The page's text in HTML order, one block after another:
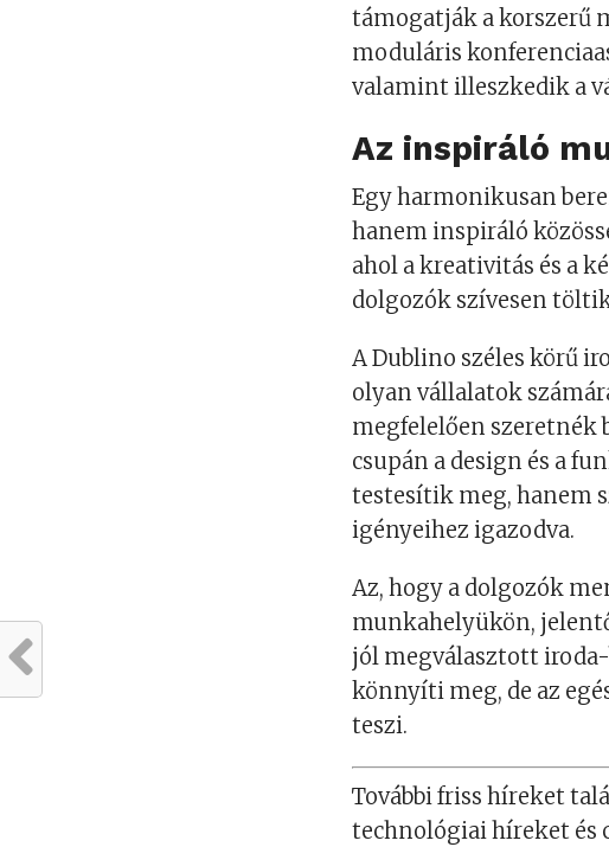
támogatják a korszerű
moduláris
valamint illeszkedik a
Az inspiráló
Egy harmonikusan
hanem inspiráló
ahol a kreativitás és a
dolgozók szívesen
A Dublino széles körű
olyan vállalatok
megfelelően szeretnék
csupán a design és a
testesítik meg, hanem
igényeihez igazodva.
Az, hogy a dolgozók
munkahelyükön,
jól megválasztott
könnyíti meg, de az
teszi.
További friss híreket
technológiai híreket és